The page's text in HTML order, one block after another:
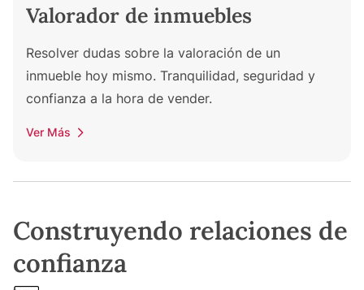
Valorador de inmuebles
Resolver dudas sobre la valoración de un
inmueble hoy mismo. Tranquilidad, seguridad y
confianza a la hora de vender.
Ver Más
Construyendo relaciones de
confianza